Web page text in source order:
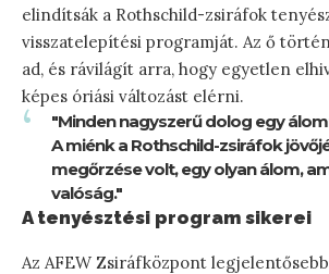
elindítsák a Rothschild-zsiráfok
visszatelepítési programját. Az ő
ad, és rávilágít arra, hogy egyetlen
képes óriási változást elérni.
"Minden nagyszerű dolog egy
A miénk a Rothschild-zsiráfok
megőrzése volt, egy olyan álom,
valóság."
A tenyésztési program sikerei
Az AFEW Zsiráfközpont